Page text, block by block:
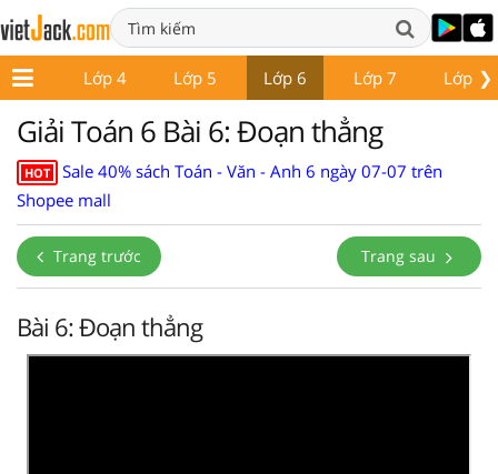
❯
3 Lớp 4 Lớp 5 Lớp 6 Lớp 7 Lớp 8
Giải Toán 6 Bài 6: Đoạn thẳng
HOT
Sale 40% sách Toán - Văn - Anh 6 ngày 07-07 trên
Shopee mall
Trang trước Trang sau
Bài 6: Đoạn thẳng